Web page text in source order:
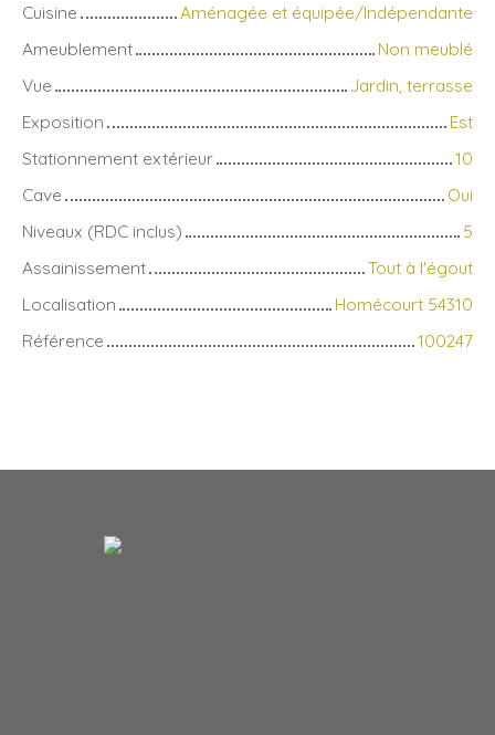
Cuisine
Aménagée et équipée/Indépendante
Ameublement
Non meublé
Vue
Jardin, terrasse
Exposition
Est
Stationnement extérieur
10
Cave
Oui
Niveaux (RDC inclus)
5
Assainissement
Tout à l'égout
Localisation
Homécourt 54310
Référence
100247